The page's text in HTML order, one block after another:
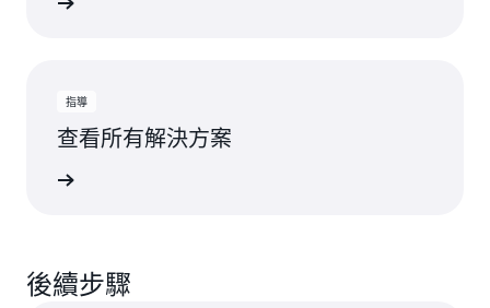
指導
查看所有解決方案
後續步驟